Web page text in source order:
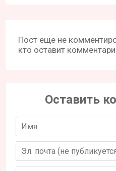
Пост еще не
кто оставит
Оставить